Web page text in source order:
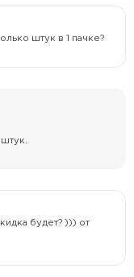
штук в 1 пачке?
будет? ))) от